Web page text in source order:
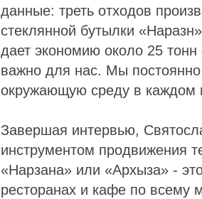
данные: треть отходов
стеклянной бутылки
дает экономию около 25 тонн
важно для нас. Мы
окружающую среду в каждом
Завершая интервью,
инструментом продвижения
«Нарзана» или «Архыза» -
ресторанах и кафе по всему